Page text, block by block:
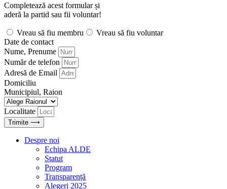
Completează acest formular și
aderă la partid sau fii voluntar!
Vreau să fiu membru
Vreau să fiu voluntar
Date de contact
Nume, Prenume
Număr de telefon
Adresă de Email
Domiciliu
Municipiul, Raion
Localitate
Trimite ⟶
Despre noi
Echipa ALDE
Statut
Program
Transparență
Alegeri 2025